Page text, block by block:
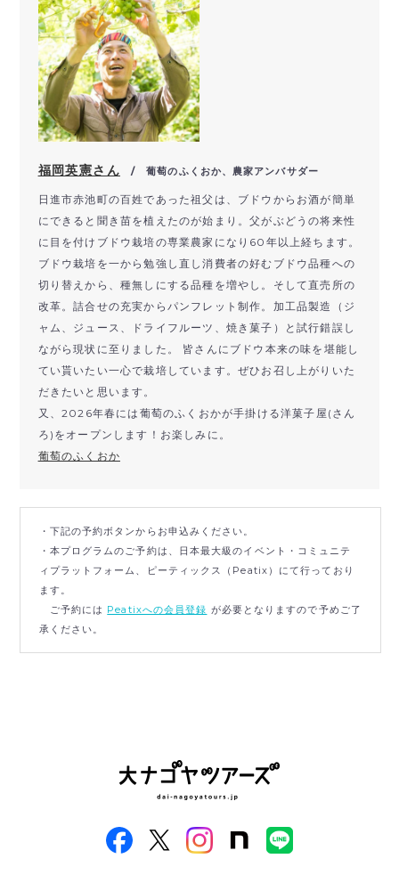
福岡英憲さん / 葡萄のふくおか、農家アンバサダー
日進市赤池町の百姓であった祖父は、ブドウからお酒が簡単
にできると聞き苗を植えたのが始まり。父がぶどうの将来性
に目を付けブドウ栽培の専業農家になり60年以上経ちます。
ブドウ栽培を一から勉強し直し消費者の好むブドウ品種への
切り替えから、種無しにする品種を増やし。そして直売所の
改革。詰合せの充実からパンフレット制作。加工品製造（ジ
ャム、ジュース、ドライフルーツ、焼き菓子）と試行錯誤し
ながら現状に至りました。 皆さんにブドウ本来の味を堪能し
てい貰いたい一心で栽培しています。ぜひお召し上がりいた
だきたいと思います。
又、2026年春には葡萄のふくおかが手掛ける洋菓子屋(さん
ろ)をオープンします！お楽しみに。
葡萄のふくおか
・下記の予約ボタンからお申込みください。
・本プログラムのご予約は、日本最大級のイベント・コミュニテ
ィプラットフォーム、ピーティックス（Peatix）にて行っており
ます。
ご予約には Peatixへの会員登録 が必要となりますので予めご了
承ください。